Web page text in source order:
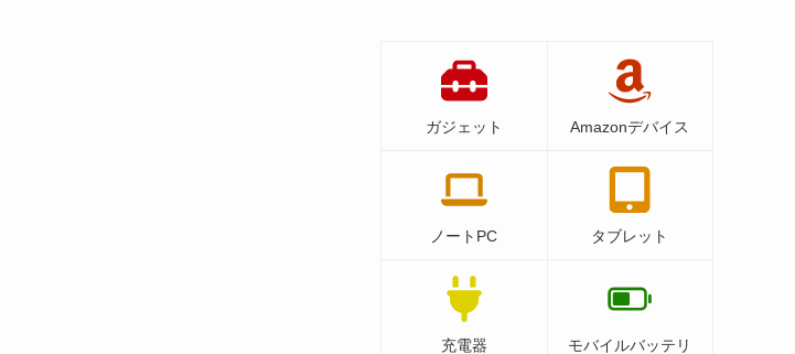
ガジェット Amazonデバイス
ノートPC タブレット
充電器
モバイルバッテリ